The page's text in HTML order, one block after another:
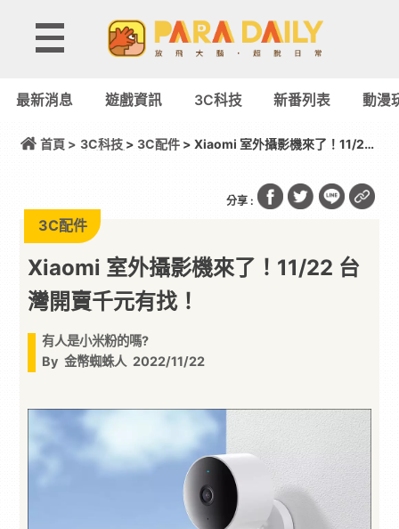
最新消息 遊戲資訊 3C科技 新番列表 動漫
首頁 > 3C科技> 3C配件> Xiaomi 室外攝影機來了！11/22
分享 :
3C配件
Xiaomi 室外攝影機來了！11/22 台
灣開賣千元有找！
有人是小米粉的嗎?
By 金幣蜘蛛人 2022/11/22